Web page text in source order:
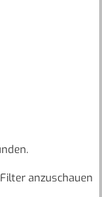
anzuschauen